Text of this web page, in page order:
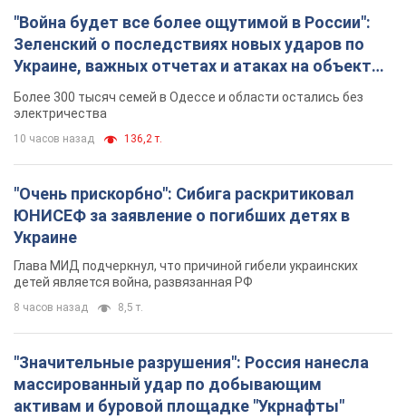
"Война будет все более ощутимой в России":
Зеленский о последствиях новых ударов по
Украине, важных отчетах и атаках на объекты
противника. Видео
Более 300 тысяч семей в Одессе и области остались без
электричества
10 часов назад 136,2 т.
"Очень прискорбно": Сибига раскритиковал
ЮНИСЕФ за заявление о погибших детях в
Украине
Глава МИД подчеркнул, что причиной гибели украинских
детей является война, развязанная РФ
8 часов назад 8,5 т.
"Значительные разрушения": Россия нанесла
массированный удар по добывающим
активам и буровой площадке "Укрнафты"